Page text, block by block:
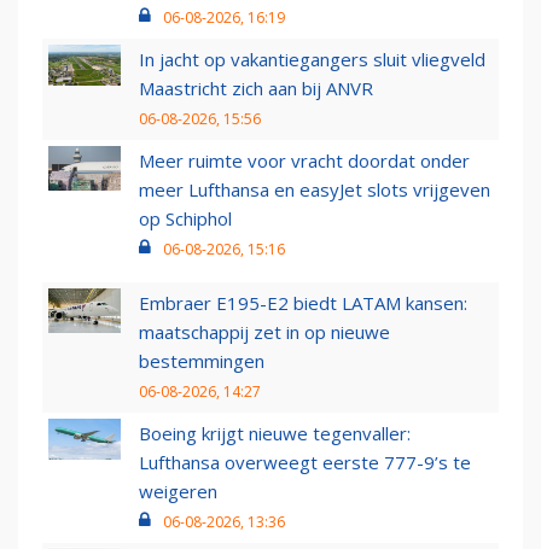
06-08-2026, 16:19
In jacht op vakantiegangers sluit vliegveld
Maastricht zich aan bij ANVR
06-08-2026, 15:56
Meer ruimte voor vracht doordat onder
meer Lufthansa en easyJet slots vrijgeven
op Schiphol
06-08-2026, 15:16
Embraer E195-E2 biedt LATAM kansen:
maatschappij zet in op nieuwe
bestemmingen
06-08-2026, 14:27
Boeing krijgt nieuwe tegenvaller:
Lufthansa overweegt eerste 777-9’s te
weigeren
06-08-2026, 13:36